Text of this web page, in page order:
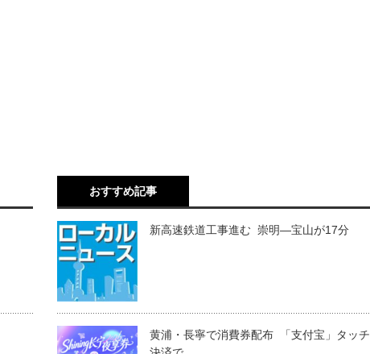
おすすめ記事
新高速鉄道工事進む 崇明―宝山が17分
黄浦・長寧で消費券配布 「支付宝」タッチ